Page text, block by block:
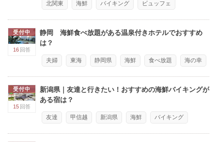
北関東 海鮮 バイキング ビュッフェ
受付中
16 回答
静岡 海鮮食べ放題がある温泉付きホテルでおすすめ
は？
夫婦 東海 静岡県 海鮮 食べ放題 海の幸
受付中
15 回答
新潟県｜友達と行きたい！おすすめの海鮮バイキングが
ある宿は？
友達 甲信越 新潟県 海鮮 バイキング